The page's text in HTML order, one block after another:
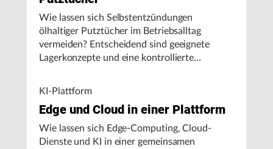
Wie lassen sich Selbstentzündungen
ölhaltiger Putztücher im Betriebsalltag
vermeiden? Entscheidend sind geeignete
Lagerkonzepte und eine kontrollierte
KI-Plattform
Edge und Cloud in einer Plattform
Wie lassen sich Edge-Computing, Cloud-
Dienste und KI in einer gemeinsamen